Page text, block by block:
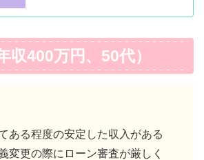
収400万円、50代）
ある程度の安定した収入がある
変更の際にローン審査が厳しく